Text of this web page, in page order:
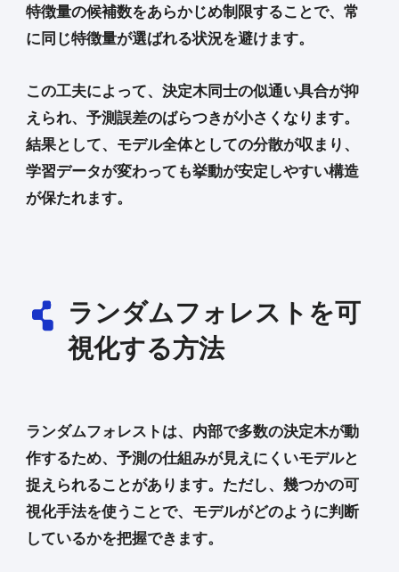
特徴量の候補数をあらかじめ制限することで、常
に同じ特徴量が選ばれる状況を避けます。
この工夫によって、決定木同士の似通い具合が抑
えられ、予測誤差のばらつきが小さくなります。
結果として、モデル全体としての分散が収まり、
学習データが変わっても挙動が安定しやすい構造
が保たれます。
ランダムフォレストを可
視化する方法
ランダムフォレストは、内部で多数の決定木が動
作するため、予測の仕組みが見えにくいモデルと
捉えられることがあります。ただし、幾つかの可
視化手法を使うことで、モデルがどのように判断
しているかを把握できます。